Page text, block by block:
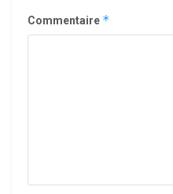
Commentaire *